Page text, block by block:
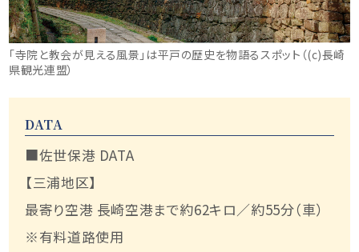
「寺院と教会が見える風景」は平戸の歴史を物語るスポット（(c)長崎
県観光連盟）
DATA
■佐世保港 DATA
【三浦地区】
最寄り空港 長崎空港まで約62キロ／約55分（車）
※有料道路使用